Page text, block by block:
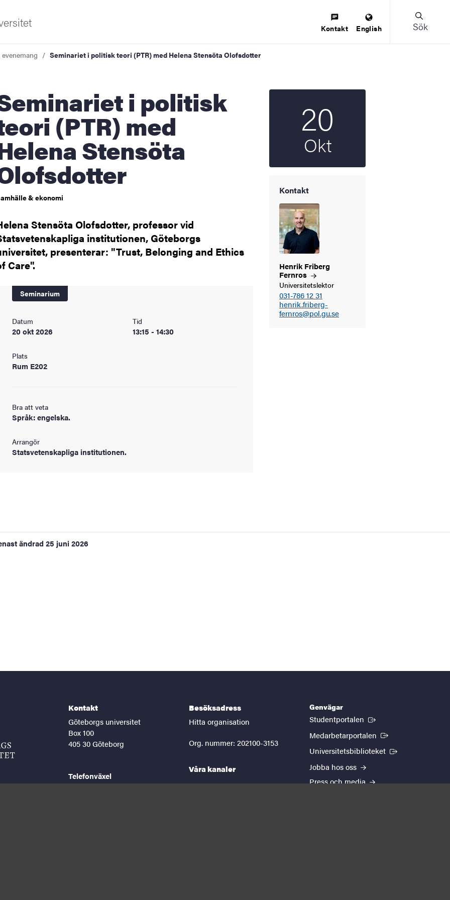
innovation
Kontakt English Sök
Seminariet i politisk teori (PTR) med Helena Stensöta Olofsdotter
politisk
(PTR) med
Stensöta
& ekonomi
Stensöta Olofsdotter, professor vid
institutionen, Göteborgs
presenterar: "Trust, Belonging and Ethics
Care".
Seminarium
Datum
20 okt 2026
Tid
13:15 - 14:30
Plats
Rum E202
Bra att veta
Språk: engelska.
Arrangör
Statsvetenskapliga institutionen.
20
Okt
Kontakt
Henrik Friberg
Fernros
Universitetslektor
031-786 12 31
henrik.friberg-
fernros@pol.gu.se
ändrad 25 juni 2026
Kontakt
Göteborgs universitet
Box 100
405 30 Göteborg
Telefonväxel
031-786 00 00
Besöksadress
Hitta organisation
Org. nummer: 202100-3153
Våra kanaler
Genvägar
Studentportalen (Extern länk)
Medarbetarportalen (Extern länk)
Universitetsbiblioteket (Extern länk)
Jobba hos oss
Press och media